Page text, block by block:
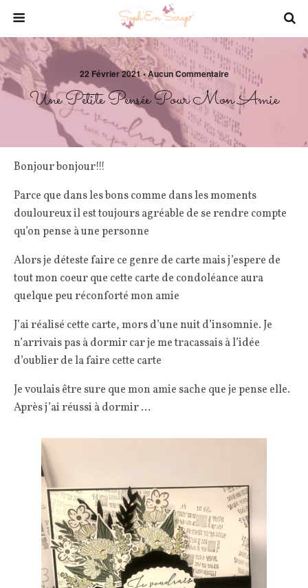
22 Février 2021 • Aucun Commentaire
Une Petite Pensée Pour Mon Amie
Bonjour bonjour!!!
Parce que dans les bons comme dans les moments
douloureux il est toujours agréable de se rendre compte
qu’on pense à une personne
Alors je déteste faire ce genre de carte mais j’espere de
tout mon coeur que cette carte de condoléance aura
quelque peu réconforté mon amie
J’ai réalisé cette carte, mors d’une nuit d’insomnie. Je
n’arrivais pas à dormir car je me tracassais à l’idée
d’oublier de la faire cette carte
Je voulais être sure que mon amie sache que je pense elle.
Après j’ai réussi à dormir …